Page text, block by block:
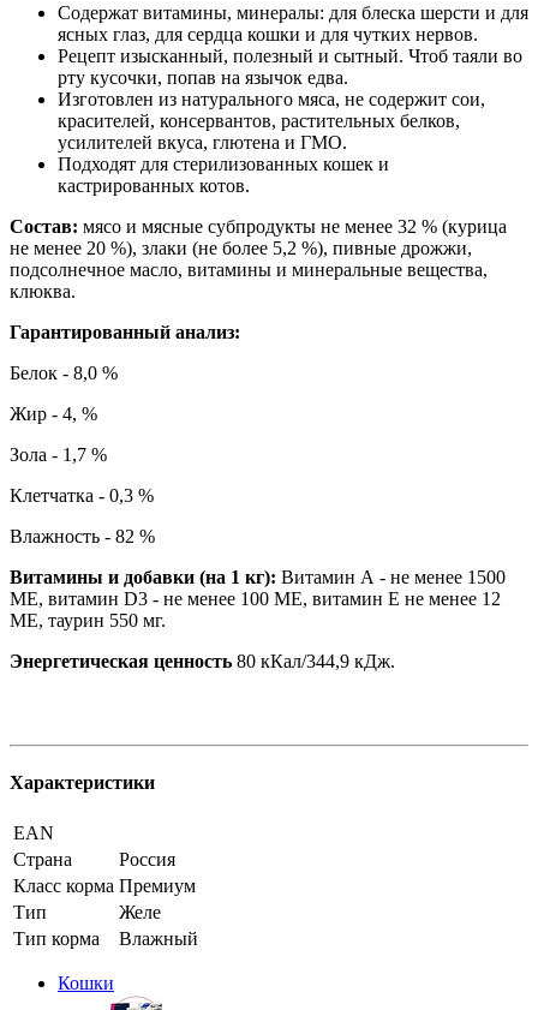
Содержат витамины, минералы: для блеска шерсти и для
ясных глаз, для сердца кошки и для чутких нервов.
Рецепт изысканный, полезный и сытный. Чтоб таяли во
рту кусочки, попав на язычок едва.
Изготовлен из натурального мяса, не содержит сои,
красителей, консервантов, растительных белков,
усилителей вкуса, глютена и ГМО.
Подходят для стерилизованных кошек и
кастрированных котов.
Состав: мясо и мясные субпродукты не менее 32 % (курица
не менее 20 %), злаки (не более 5,2 %), пивные дрожжи,
подсолнечное масло, витамины и минеральные вещества,
клюква.
Гарантированный анализ:
Белок - 8,0 %
Жир - 4, %
Зола - 1,7 %
Клетчатка - 0,3 %
Влажность - 82 %
Витамины и добавки (на 1 кг): Витамин А - не менее 1500
МЕ, витамин D3 - не менее 100 МЕ, витамин Е не менее 12
МЕ, таурин 550 мг.
Энергетическая ценность 80 кКал/344,9 кДж.
Характеристики
EAN
Страна
Россия
Класс корма Премиум
Тип
Желе
Тип корма
Влажный
Кошки